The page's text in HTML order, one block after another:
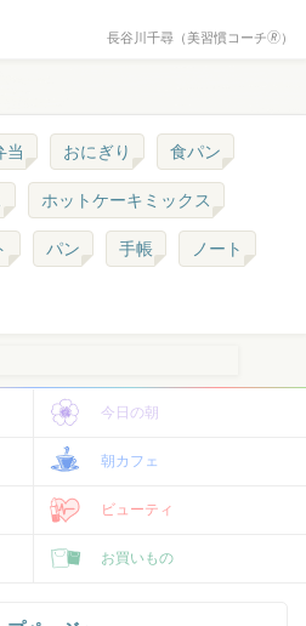
長谷川千尋（美習慣コーチ🄬）
当 おにぎり 食パン
ホットケーキミックス
パン 手帳 ノート
今日の朝
朝カフェ
ビューティ
お買いもの